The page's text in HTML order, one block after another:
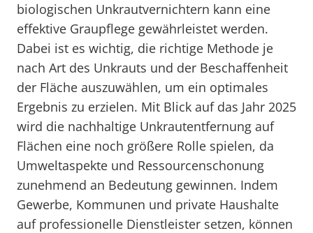
biologischen Unkrautvernichtern kann eine
effektive Graupflege gewährleistet werden.
Dabei ist es wichtig, die richtige Methode je
nach Art des Unkrauts und der Beschaffenheit
der Fläche auszuwählen, um ein optimales
Ergebnis zu erzielen. Mit Blick auf das Jahr 2025
wird die nachhaltige Unkrautentfernung auf
Flächen eine noch größere Rolle spielen, da
Umweltaspekte und Ressourcenschonung
zunehmend an Bedeutung gewinnen. Indem
Gewerbe, Kommunen und private Haushalte
auf professionelle Dienstleister setzen, können